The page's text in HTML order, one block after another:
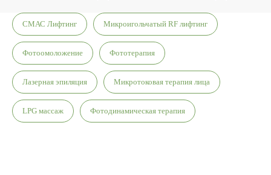
СМАС Лифтинг Микроигольчатый RF лифтинг
Фотоомоложение Фототерапия
Лазерная эпиляция Микротоковая терапия лица
LPG массаж Фотодинамическая терапия